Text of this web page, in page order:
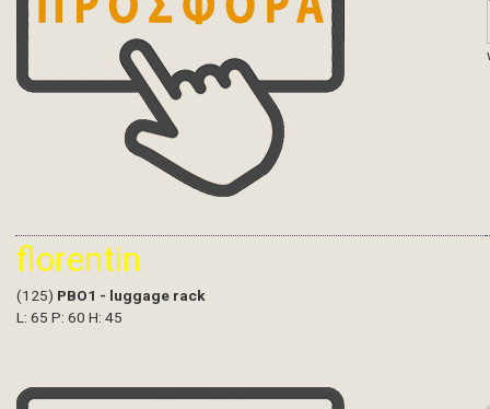
florentin
(125) PBO1 - luggage rack
L: 65 P: 60 H: 45